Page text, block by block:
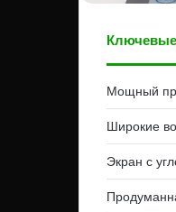
Ключевые
Мощный
Широкие
Экран с